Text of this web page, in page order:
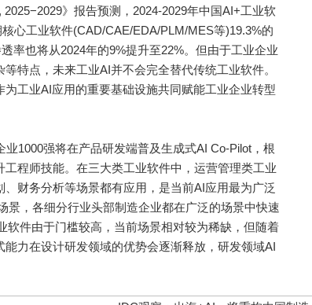
》报告预测，2024-2029年中国AI+工业软
心工业软件(CAD/CAE/EDA/PLM/MES等)19.3%的
率也将从2024年的9%提升至22%。但由于工业企业
特点，未来工业AI并不会完全替代传统工业软件。
工业AI应用的重要基础设施共同赋能工业企业转型
1000强将在产品研发端普及生成式AI Co-Pilot，根
程师技能。在三大类工业软件中，运营管理类工业
财务分析等场景都有应用，是当前AI应用最为广泛
景，各细分行业头部制造企业都在广泛的场景中快速
软件由于门槛较高，当前场景相对较为稀缺，但随着
力在设计研发领域的优势会逐渐释放，研发领域AI